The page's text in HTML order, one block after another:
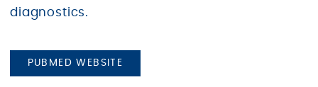
diagnostics.
PUBMED WEBSITE